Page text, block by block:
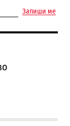
Запиши ме